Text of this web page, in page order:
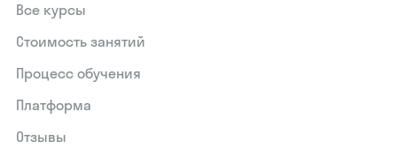
Все курсы
Стоимость занятий
Процесс обучения
Платформа
Отзывы